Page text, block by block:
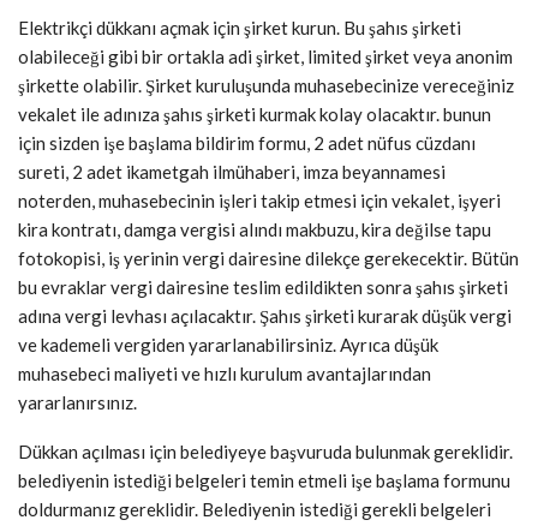
Elektrikçi dükkanı açmak için şirket kurun. Bu şahıs şirketi
olabileceği gibi bir ortakla adi şirket, limited şirket veya anonim
şirkette olabilir. Şirket kuruluşunda muhasebecinize vereceğiniz
vekalet ile adınıza şahıs şirketi kurmak kolay olacaktır. bunun
için sizden işe başlama bildirim formu, 2 adet nüfus cüzdanı
sureti, 2 adet ikametgah ilmühaberi, imza beyannamesi
noterden, muhasebecinin işleri takip etmesi için vekalet, işyeri
kira kontratı, damga vergisi alındı makbuzu, kira değilse tapu
fotokopisi, iş yerinin vergi dairesine dilekçe gerekecektir. Bütün
bu evraklar vergi dairesine teslim edildikten sonra şahıs şirketi
adına vergi levhası açılacaktır. Şahıs şirketi kurarak düşük vergi
ve kademeli vergiden yararlanabilirsiniz. Ayrıca düşük
muhasebeci maliyeti ve hızlı kurulum avantajlarından
yararlanırsınız.
Dükkan açılması için belediyeye başvuruda bulunmak gereklidir.
belediyenin istediği belgeleri temin etmeli işe başlama formunu
doldurmanız gereklidir. Belediyenin istediği gerekli belgeleri